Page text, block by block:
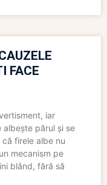
FACE
iar
părul și se
firele albe nu
mecanism pe
blând, fără să